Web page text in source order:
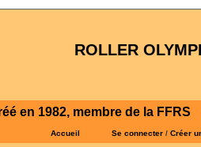
ROLLER
en 1982, membre de la FFRS
Accueil Se connecter / Créer